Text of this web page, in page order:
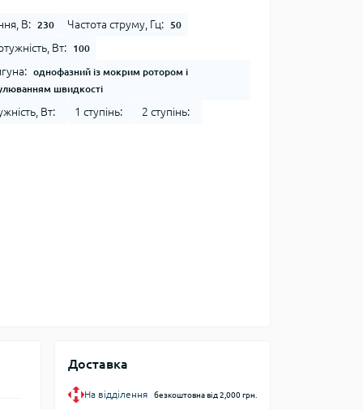
В: 230 Частота струму, Гц: 50
Вт: 100
однофазний із мокрим ротором і
швидкості
Вт: 1 ступінь:
2 ступінь:
Доставка
На відділення безкоштовна від 2,000 грн.